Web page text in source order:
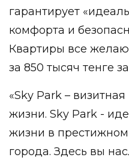
гарантирует
комфорта и
Квартиры все
за 850 тысяч тенге
«Sky Park –
жизни. Sky Park -
жизни в
города. Здесь вы